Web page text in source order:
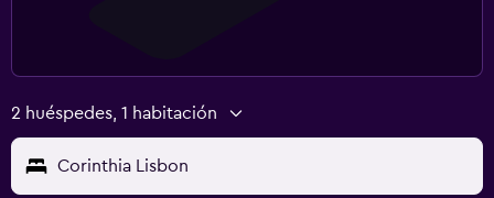
2 huéspedes, 1 habitación
Corinthia Lisbon